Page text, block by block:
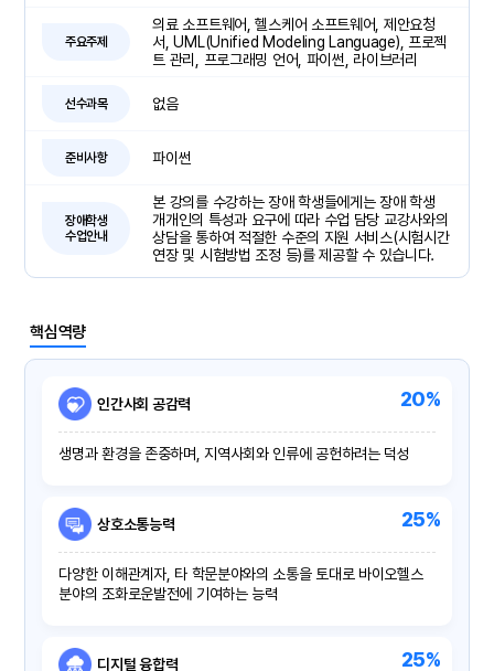
주요주제
의료 소프트웨어, 헬스케어 소프트웨어, 제안요청
서, UML(Unified Modeling Language), 프로젝
트 관리, 프로그래밍 언어, 파이썬, 라이브러리
선수과목 없음
준비사항 파이썬
장애학생
수업안내
본 강의를 수강하는 장애 학생들에게는 장애 학생
개개인의 특성과 요구에 따라 수업 담당 교강사와의
상담을 통하여 적절한 수준의 지원 서비스(시험시간
연장 및 시험방법 조정 등)를 제공할 수 있습니다.
핵심역량
인간사회 공감력
생명과 환경을 존중하며, 지역사회와 인류에 공헌하려는 덕성
20%
상호소통능력
다양한 이해관계자, 타 학문분야와의 소통을 토대로 바이오헬스
분야의 조화로운발전에 기여하는 능력
25%
디지털 융합력 25%